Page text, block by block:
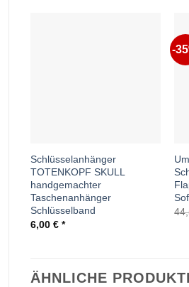
Schlüsselanhänger
TOTENKOPF SKULL
handgemachter
Taschenanhänger
Schlüsselband
6,00 €
-
ÄHNLICHE